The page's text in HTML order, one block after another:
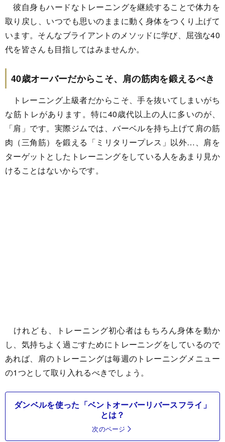
彼自身もハードなトレーニングを継続することで体力を
取り戻し、いつでも思いのままに動く身体をつくり上げて
います。そんなブライアントのメソッドに学び、屈強な40
代を皆さんも目指してはみませんか。
40歳オーバーだからこそ、肩の筋肉を鍛えるべき
トレーニング上級者だからこそ、手を抜いてしまいがち
な筋トレがあります。特に40歳代以上の人に多いのが、
「肩」です。実際ジムでは、バーベルを持ち上げて肩の筋
肉（三角筋）を鍛える「ミリタリープレス」以外…、肩を
ターゲットとしたトレーニングをしている人をあまり見か
けることはないからです。
けれども、トレーニング初心者はもちろん身体を動か
し、気持ちよく過ごすためにトレーニングをしているので
あれば、肩のトレーニングは毎週のトレーニングメニュー
の1つとして取り入れるべきでしょう。
ダンベルを使った「ベントオーバーリバースフライ」
とは？
次のページ